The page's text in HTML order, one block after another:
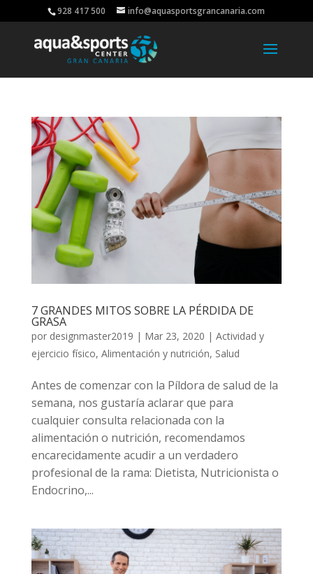
928 417 500 info@aquasportsgrancanaria.com
7 GRANDES MITOS SOBRE LA PÉRDIDA DE
GRASA
por designmaster2019 | Mar 23, 2020 | Actividad y
ejercicio físico, Alimentación y nutrición, Salud
Antes de comenzar con la Píldora de salud de la
semana, nos gustaría aclarar que para
cualquier consulta relacionada con la
alimentación o nutrición, recomendamos
encarecidamente acudir a un verdadero
profesional de la rama: Dietista, Nutricionista o
Endocrino,...